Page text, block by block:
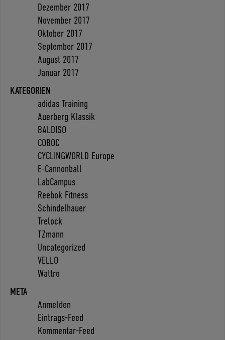
Dezember 2017
November 2017
Oktober 2017
September 2017
August 2017
Januar 2017
KATEGORIEN
adidas Training
Auerberg Klassik
BALDISO
COBOC
CYCLINGWORLD Europe
E-Cannonball
LabCampus
Reebok Fitness
Schindelhauer
Trelock
TZmann
Uncategorized
VELLO
Wattro
META
Anmelden
Eintrags-Feed
Kommentar-Feed